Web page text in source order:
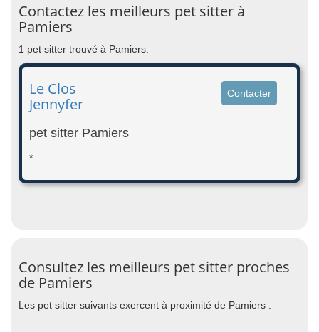
Contactez les meilleurs pet sitter à
Pamiers
1 pet sitter trouvé à Pamiers.
Le Clos
Jennyfer
Contacter
pet sitter Pamiers
*
Consultez les meilleurs pet sitter proches
de Pamiers
Les pet sitter suivants exercent à proximité de Pamiers :